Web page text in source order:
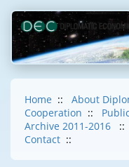
Home :: About
Cooperation ::
Archive 2011-2016
::
Contact ::